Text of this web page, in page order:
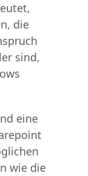
die
sind,
eine
wie die